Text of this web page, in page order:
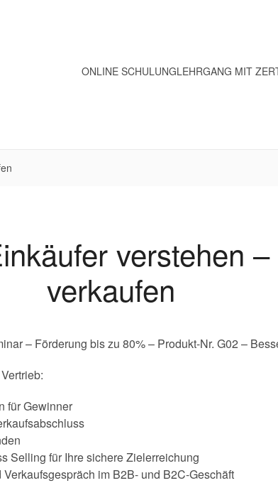
ONLINE SCHULUNGLEHRGANG MIT
verstehen
verkaufen
– Förderung bis zu 80% – Produkt-Nr. G02 –
für Gewinner
Selling für Ihre sichere Zielerreichung
im B2B- und B2C-Geschäft